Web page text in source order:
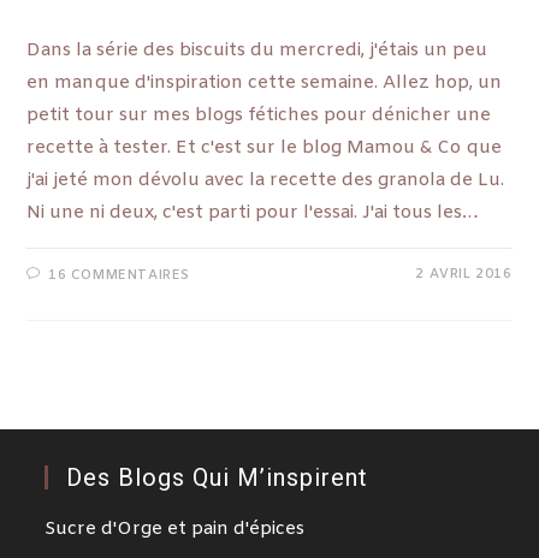
Dans la série des biscuits du mercredi, j'étais un peu
en manque d'inspiration cette semaine. Allez hop, un
petit tour sur mes blogs fétiches pour dénicher une
recette à tester. Et c'est sur le blog Mamou & Co que
j'ai jeté mon dévolu avec la recette des granola de Lu.
Ni une ni deux, c'est parti pour l'essai. J'ai tous les…
16 COMMENTAIRES 2 AVRIL 2016
Des Blogs Qui M’inspirent
Sucre d'Orge et pain d'épices